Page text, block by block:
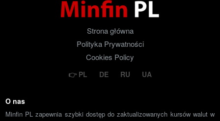
Strona główna
Polityka Prywatności
Cookies Policy
PL DE RU UA
O nas
Minfin PL zapewnia szybki dostęp do zaktualizowanych kursów walut w